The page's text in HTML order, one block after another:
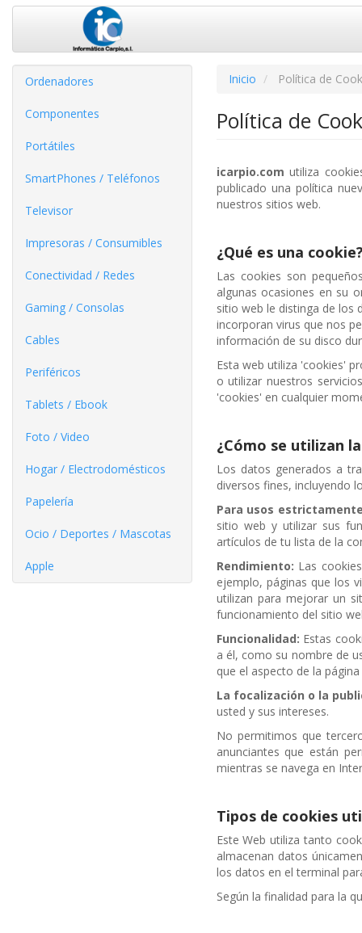
Ordenadores
Componentes
Portátiles
SmartPhones / Teléfonos
Televisor
Impresoras / Consumibles
Conectividad / Redes
Gaming / Consolas
Cables
Periféricos
Tablets / Ebook
Foto / Video
Hogar / Electrodomésticos
Papelería
Ocio / Deportes / Mascotas
Apple
Inicio Política de
Política de
icarpio.com utiliza
publicado una política
nuestros sitios web.
¿Qué es una
Las cookies son
algunas ocasiones en su
sitio web le distinga de los
incorporan virus que nos
información de su disco
Esta web utiliza 'cookies'
o utilizar nuestros
'cookies' en cualquier
¿Cómo se utilizan
Los datos generados a
diversos fines, incluyendo
Para usos
sitio web y utilizar sus
artículos de tu lista de la
Rendimiento: Las
ejemplo, páginas que los
utilizan para mejorar un
funcionamiento del sitio
Funcionalidad: Estas
a él, como su nombre de
que el aspecto de la
La focalización o la
usted y sus intereses.
No permitimos que
anunciantes que están
mientras se navega en
Tipos de cookies
Este Web utiliza tanto
almacenan datos
los datos en el terminal
Según la finalidad para la